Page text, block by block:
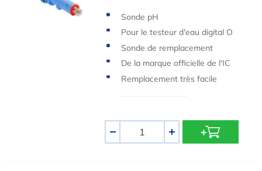
Sonde pH
Pour le testeur d'eau digital O
ndilo ICO
Sonde de remplacement
De la marque officielle de l'IC
O
Remplacement très facile
+